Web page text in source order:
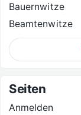
Bauernwitze
Beamtenwitze
Seiten
Anmelden